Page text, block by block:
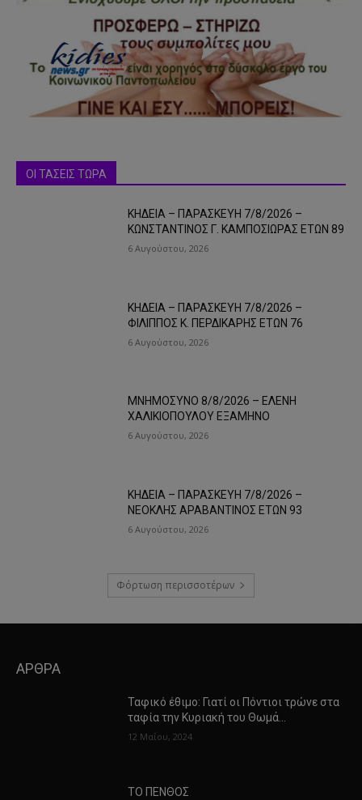
ΟΙ ΤΑΣΕΙΣ ΤΩΡΑ
ΚΗΔΕΙΑ – ΠΑΡΑΣΚΕΥΗ 7/8/2026 –
ΚΩΝΣΤΑΝΤΙΝΟΣ Γ. ΚΑΜΠΟΣΙΩΡΑΣ ΕΤΩΝ 89
6 Αυγούστου, 2026
ΚΗΔΕΙΑ – ΠΑΡΑΣΚΕΥΗ 7/8/2026 –
ΦΙΛΙΠΠΟΣ Κ. ΠΕΡΔΙΚΑΡΗΣ ΕΤΩΝ 76
6 Αυγούστου, 2026
ΜΝΗΜΟΣΥΝΟ 8/8/2026 – ΕΛΕΝΗ
ΧΑΛΙΚΙΟΠΟΥΛΟΥ ΕΞΑΜΗΝΟ
6 Αυγούστου, 2026
ΚΗΔΕΙΑ – ΠΑΡΑΣΚΕΥΗ 7/8/2026 –
ΝΕΟΚΛΗΣ ΑΡΑΒΑΝΤΙΝΟΣ ΕΤΩΝ 93
6 Αυγούστου, 2026
Φόρτωση περισσοτέρων
ΑΡΘΡΑ
Ταφικό έθιμο: Γιατί οι Πόντιοι τρώνε στα
ταφία την Κυριακή του Θωμά…
12 Μαΐου, 2024
ΤΟ ΠΕΝΘΟΣ